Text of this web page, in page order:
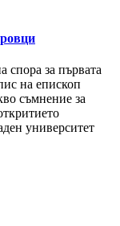
спора за първата
на епископ
съмнение за
университет